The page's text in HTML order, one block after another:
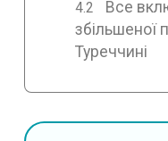
Все
збільшеної
Туреччині